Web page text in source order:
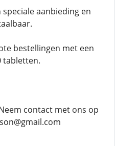
aanbieding en
bestellingen met een
tabletten.
contact met ons op